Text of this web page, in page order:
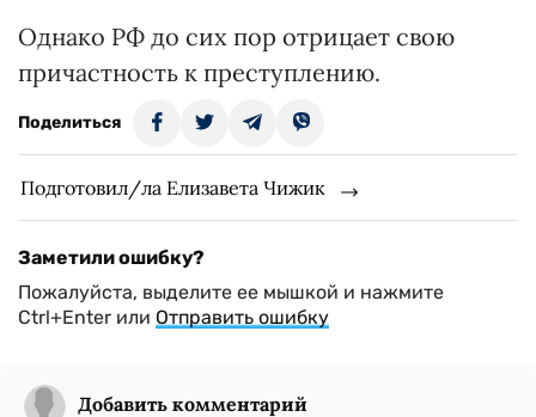
Однако РФ до сих пор отрицает свою
причастность к преступлению.
Поделиться
Подготовил/ла Елизавета Чижик
Заметили ошибку?
Пожалуйста, выделите ее мышкой и нажмите
Ctrl+Enter или Отправить ошибку
Добавить комментарий